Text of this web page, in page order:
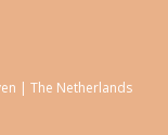
| The Netherlands